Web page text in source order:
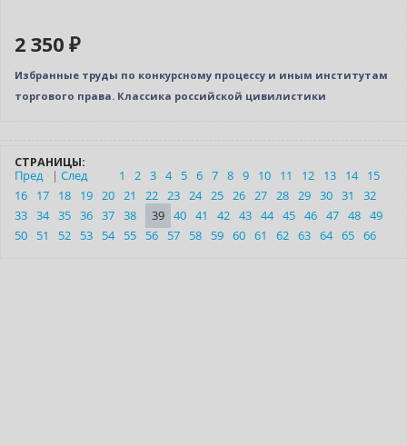
2 350 ₽
Избранные труды по конкурсному процессу и иным институтам
торгового права. Классика российской цивилистики
СТРАНИЦЫ:
Пред
| След 1 2 3 4 5 6 7 8 9 10 11 12 13 14
15
16
17 18 19 20 21 22 23 24 25 26 27 28 29 30 31
32
33 34 35 36 37 38 39 40 41 42 43 44 45 46 47 48 49
50
51 52 53 54 55 56 57 58 59 60 61 62 63 64 65 66